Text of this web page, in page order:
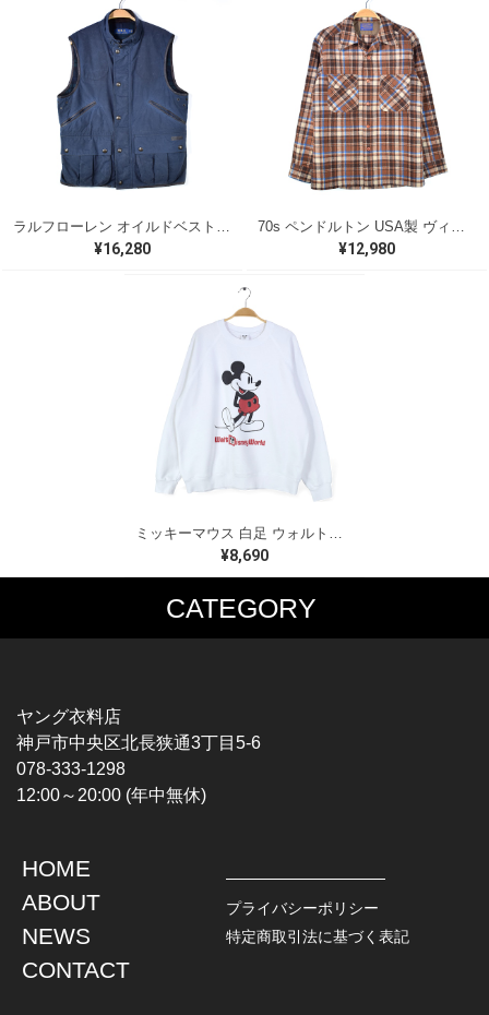
¥16,280 ¥12,980
ミッキーマウス 白足 ウォルトディズニーオフィシャル スウェット ホワイト WALT DISNEY WORLD ウォルトディズニーオフィシャル サイズXL相当 古着 CF0995
¥8,690
CATEGORY
MUSIC TEE
HARDCORE / PUNK
PROGLESSIVE ROCK
POPS
SOUL / R&B
T-SHIRTS
CHAMPION
TOPS
L / S SHIRT
S / S SHIRT
HAWAIIAN SHIRT
JACKET
DENIM
LEATHER
ヤング衣料店
神戸市中央区北長狭通3丁目5-6
078-333-1298
12:00～20:00 (年中無休)
HOME
ABOUT
NEWS
CONTACT
プライバシーポリシー
特定商取引法に基づく表記